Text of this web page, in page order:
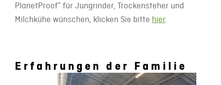
PlanetProof” für Jungrinder, Trockensteher und
Milchkühe wünschen, klicken Sie bitte hier.
Erfahrungen der Familie